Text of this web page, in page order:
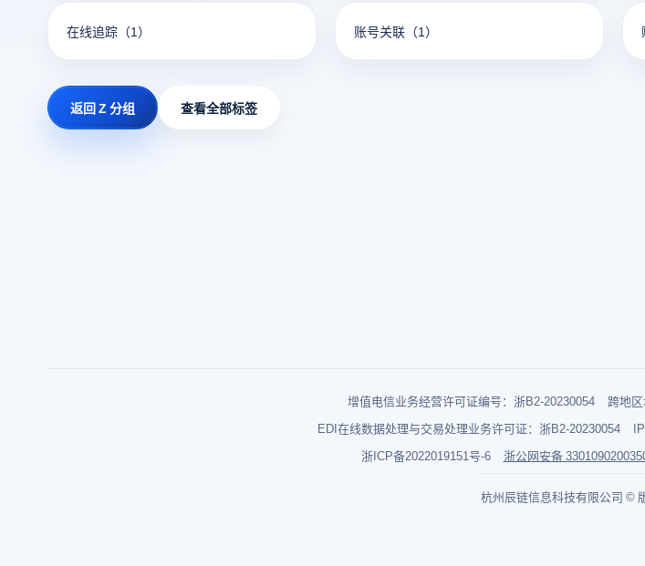
在线追踪 （1） 账号关联 （1）
返回 Z 分组 查看全部标签
增值电信业务经营许可证编号：浙B2-20230054
跨地
EDI在线数据处理与交易处理业务许可证：浙B2-20230054
浙ICP备2022019151号-6
浙公网安备
杭州辰链信息科技有限公司 ©